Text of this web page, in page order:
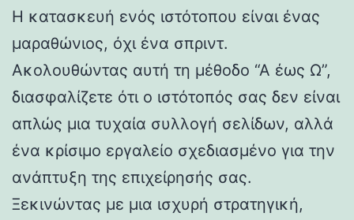
Η κατασκευή ενός ιστότοπου είναι ένας
μαραθώνιος, όχι ένα σπριντ.
Ακολουθώντας αυτή τη μέθοδο “Α έως Ω”,
διασφαλίζετε ότι ο ιστότοπός σας δεν είναι
απλώς μια τυχαία συλλογή σελίδων, αλλά
ένα κρίσιμο εργαλείο σχεδιασμένο για την
ανάπτυξη της επιχείρησής σας.
Ξεκινώντας με μια ισχυρή στρατηγική,